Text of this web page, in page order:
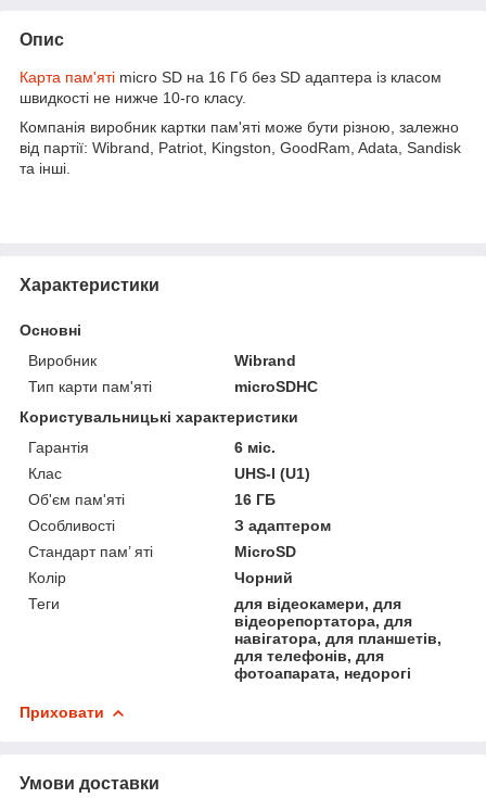
Опис
Карта пам'яті micro SD на 16 Гб без SD адаптера із класом
швидкості не нижче 10-го класу.
Компанія виробник картки пам'яті може бути різною, залежно
від партії: Wibrand, Patriot, Kingston, GoodRam, Adata, Sandisk
та інші.
Характеристики
Основні
Виробник
Wibrand
Тип карти пам'яті
microSDHC
Користувальницькі характеристики
Гарантія
6 міс.
Клас
UHS-I (U1)
Об'єм пам'яті
16 ГБ
Особливості
З адаптером
Стандарт пам’ яті
MicroSD
Колір
Чорний
Теги
для відеокамери, для
відеорепортатора, для
навігатора, для планшетів,
для телефонів, для
фотоапарата, недорогі
Приховати
Умови доставки